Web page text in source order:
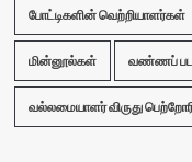
போட்டிகளின் வெற்றியாளர்கள்
மின்னூல்கள் வண்ணப்
வல்லமையாளர் விருது